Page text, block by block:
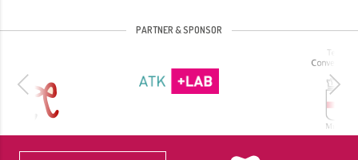
PARTNER & SPONSOR